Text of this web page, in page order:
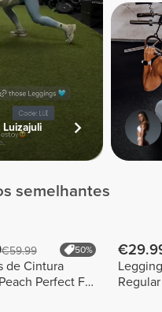
Luizajuli
semelhantes
€59.99 50%
de Cintura
Perfect FX